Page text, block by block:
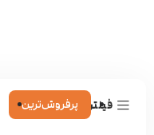
فیلترهاپرفروش‌ترین